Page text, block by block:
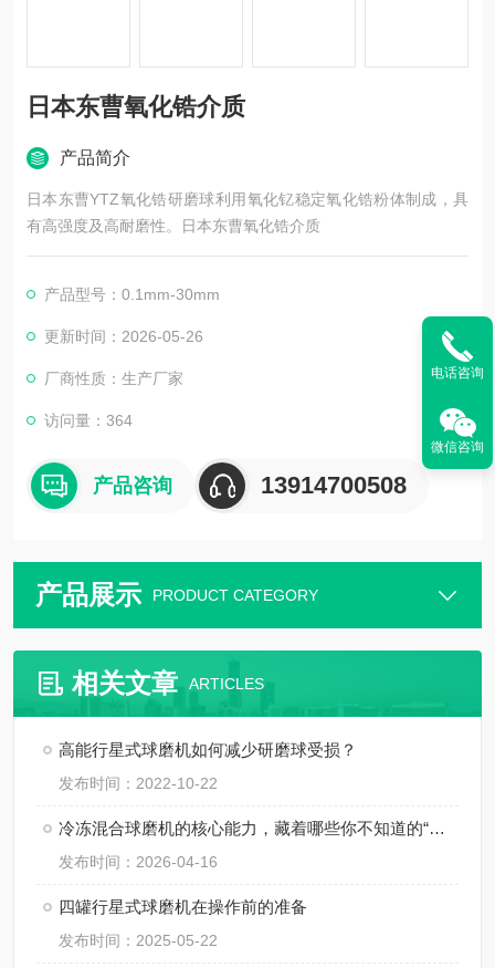
日本东曹氧化锆介质
产品简介
日本东曹YTZ氧化锆研磨球利用氧化钇稳定氧化锆粉体制成，具
有高强度及高耐磨性。日本东曹氧化锆介质
产品型号：0.1mm-30mm
更新时间：2026-05-26
厂商性质：生产厂家
访问量：364
产品咨询 13914700508
产品展示 PRODUCT CATEGORY
相关文章 ARTICLES
高能行星式球磨机如何减少研磨球受损？
发布时间：2022-10-22
冷冻混合球磨机的核心能力，藏着哪些你不知道的“硬实力”？
发布时间：2026-04-16
四罐行星式球磨机在操作前的准备
发布时间：2025-05-22
电话咨询
微信咨询